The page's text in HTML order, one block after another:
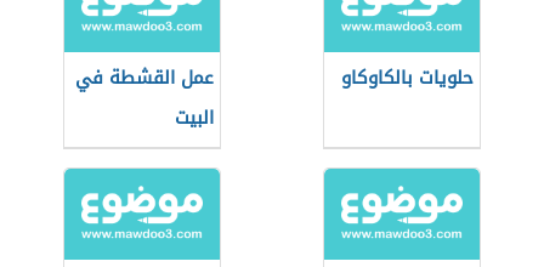
حلويات بالكاوكاو
عمل القشطة في
البيت